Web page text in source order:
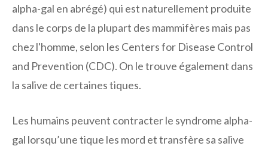
alpha-gal en abrégé) qui est naturellement produite
dans le corps de la plupart des mammifères mais pas
chez l'homme, selon les Centers for Disease Control
and Prevention (CDC). On le trouve également dans
la salive de certaines tiques.
Les humains peuvent contracter le syndrome alpha-
gal lorsqu’une tique les mord et transfère sa salive